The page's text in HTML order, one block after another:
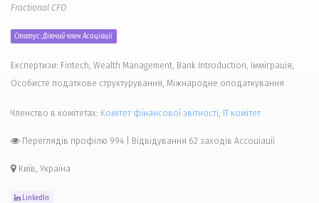
Fractional CFO
Статус: Діючий член Асоціації
Експертизи: Fintech, Wealth Management, Bank Introduction, Імміграція,
Особисте податкове структурування, Міжнародне оподаткування
Членство в комітетах: Комiтет фінансової звітності, IT комiтет
Переглядів профілю 994 Відвідування 62 заходів Ассоціації
Київ, Україна
LinkedIn